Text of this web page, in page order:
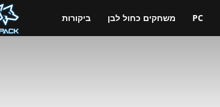
ביקורות משחקים כחול לבן PC